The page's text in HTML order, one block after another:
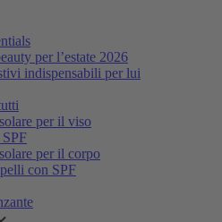
per l’estate 2026
indispensabili per lui
per il viso
per il corpo
con SPF